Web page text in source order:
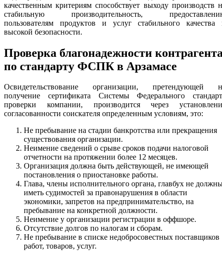
качественным критериям способствует выходу производств
стабильную производительность,
пользователям продуктов и услуг стабильного качества
высокой безопасности.
Проверка благонадежности
по стандарту ФСПК в Арзамасе
Освидетельствование организации, претендующей
получение сертификата Системы Федерального
проверки компании, производится через
согласованности соискателя определенным условиям, это:
Не пребывание на стадии банкротства или прекращения
существования организации.
Неимение сведений о срыве сроков подачи налоговой
отчетности на протяжении более 12 месяцев.
Организация должна быть действующей, не имеющей
постановления о приостановке работы.
Глава, члены исполнительного органа, главбух не
иметь судимостей за правонарушения в области
экономики, запретов на предпринимательство, на
пребывание на конкретной должности.
Неимение у организации регистрации в оффшоре.
Отсутствие долгов по налогам и сборам.
Не пребывание в списке недобросовестных поставщиков
работ, товаров, услуг.